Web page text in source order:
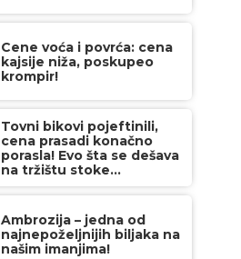
Cene voća i povrća: cena
kajsije niža, poskupeo
krompir!
Tovni bikovi pojeftinili,
cena prasadi konačno
porasla! Evo šta se dešava
na tržištu stoke...
Ambrozija – jedna od
najnepoželjnijih biljaka na
našim imanjima!